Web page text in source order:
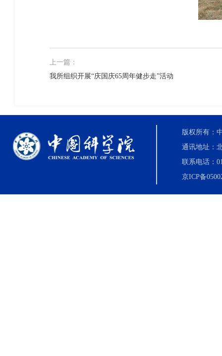
上一篇：
我所组织开展“庆国庆65周年健步走”活动
版权所有：
通讯地址：
联系电话：
京ICP备